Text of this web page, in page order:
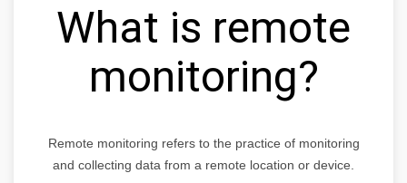
What is remote
monitoring?
Remote monitoring refers to the practice of monitoring
and collecting data from a remote location or device.